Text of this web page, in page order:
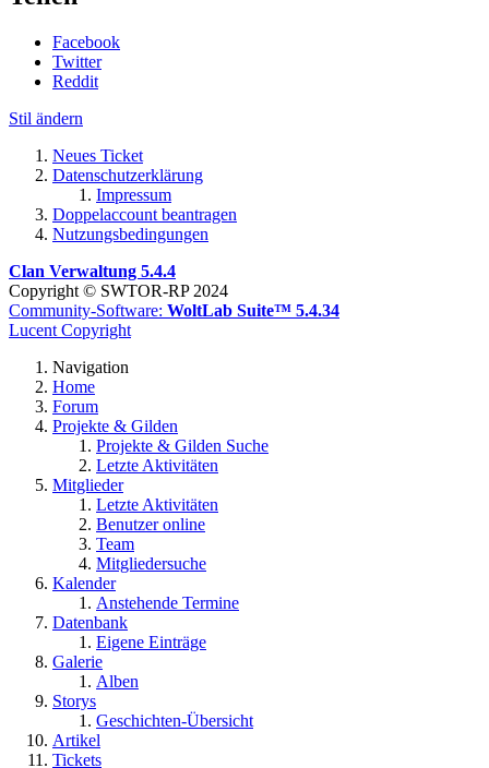
Facebook
Twitter
Reddit
Stil ändern
Neues Ticket
Datenschutzerklärung
Impressum
Doppelaccount beantragen
Nutzungsbedingungen
Clan Verwaltung 5.4.4
Copyright © SWTOR-RP 2024
Community-Software: WoltLab Suite™ 5.4.34
Lucent Copyright
Navigation
Home
Forum
Projekte & Gilden
Projekte & Gilden Suche
Letzte Aktivitäten
Mitglieder
Letzte Aktivitäten
Benutzer online
Team
Mitgliedersuche
Kalender
Anstehende Termine
Datenbank
Eigene Einträge
Galerie
Alben
Storys
Geschichten-Übersicht
Artikel
Tickets